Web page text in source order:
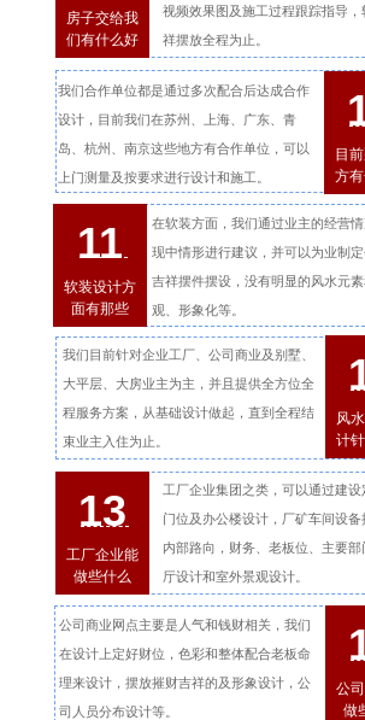
房子交给我
们有什么好
视频效果图及施工过程跟踪指导，
祥摆放全程为止。
11
软装设计方
面有那些
在软装方面，我们通过业主的经营
现中情形进行建议，并可以为业制
吉祥摆件摆设，没有明显的风水元
观、形象化等。
公司商业网点主要是人气和钱财相关，我们
在设计上定好财位，色彩和整体配合老板命
理来设计，摆放摧财吉祥的及形象设计，公
司人员分布设计等。
公
做
工厂企业集团之类，可以通过建设
门位及办公楼设计，厂矿车间设备
内部路向，财务、老板位、主要部
厅设计和室外景观设计。
13
工厂企业能
做些什么
我们目前针对企业工厂、公司商业及别墅、
大平层、大房业主为主，并且提供全方位全
程服务方案，从基础设计做起，直到全程结
束业主入住为止。
风
计
我们合作单位都是通过多次配合后达成合作
设计，目前我们在苏州、上海、广东、青
岛、杭州、南京这些地方有合作单位，可以
上门测量及按要求进行设计和施工。
目
方